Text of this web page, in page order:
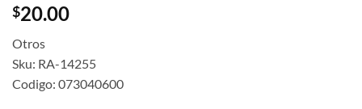
$20.00
Otros
Sku: RA-14255
Codigo: 073040600